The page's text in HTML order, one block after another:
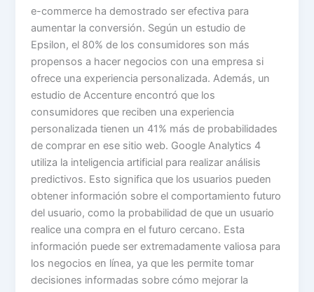
e-commerce ha demostrado ser efectiva para
aumentar la conversión. Según un estudio de
Epsilon, el 80% de los consumidores son más
propensos a hacer negocios con una empresa si
ofrece una experiencia personalizada. Además, un
estudio de Accenture encontró que los
consumidores que reciben una experiencia
personalizada tienen un 41% más de probabilidades
de comprar en ese sitio web. Google Analytics 4
utiliza la inteligencia artificial para realizar análisis
predictivos. Esto significa que los usuarios pueden
obtener información sobre el comportamiento futuro
del usuario, como la probabilidad de que un usuario
realice una compra en el futuro cercano. Esta
información puede ser extremadamente valiosa para
los negocios en línea, ya que les permite tomar
decisiones informadas sobre cómo mejorar la